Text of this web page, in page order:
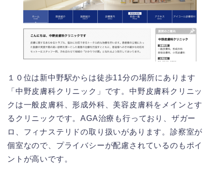
１０位は新中野駅からは徒歩11分の場所にあります
「中野皮膚科クリニック」です。中野皮膚科クリニッ
クは一般皮膚科、形成外科、美容皮膚科をメインとす
るクリニックです。AGA治療も行っており、ザガー
ロ、フィナステリドの取り扱いがあります。診察室が
個室なので、プライバシーが配慮されているのもポイ
ントが高いです。